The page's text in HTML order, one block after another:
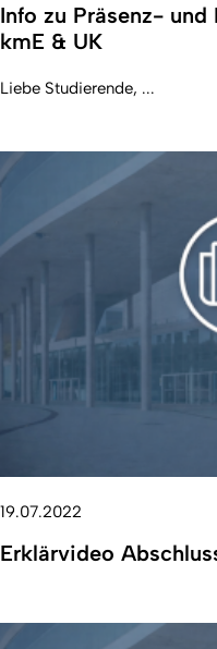
Info zu Präsenz-
kmE & UK
Liebe Studierende, ...
19.07.2022
Erklärvideo